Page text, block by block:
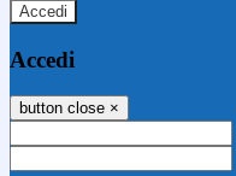
Accedi
Accedi
button close ×